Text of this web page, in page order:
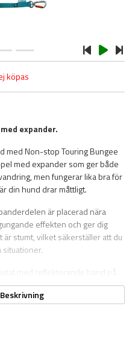
köpas
expander.
med Non-stop Touring Bungee
med expander som ger både
men fungerar lika bra för
din hund drar måttligt.
är placerad nära
effekten och ger dig
stumt, vilket säkerställer att du
hund syns tydligt under mörka
karbinhaken med skruvlås
du kan fokusera på att njuta av
får du ett pålitligt koppel som